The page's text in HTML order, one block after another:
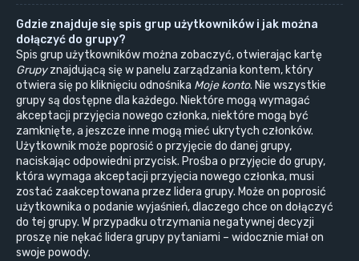
Gdzie znajduje się spis grup użytkowników i jak można
dołączyć do grupy?
Spis grup użytkowników można zobaczyć, otwierając kartę
Grupyznajdującą się w panelu zarządzania kontem, który
otwiera się po kliknięciu odnośnika Moje konto. Nie wszystkie
grupy są dostępne dla każdego. Niektóre mogą wymagać
akceptacji przyjęcia nowego członka, niektóre mogą być
zamknięte, a jeszcze inne mogą mieć ukrytych członków.
Użytkownik może poprosić o przyjęcie do danej grupy,
naciskając odpowiedni przycisk. Prośba o przyjęcie do grupy,
która wymaga akceptacji przyjęcia nowego członka, musi
zostać zaakceptowana przez lidera grupy. Może on poprosić
użytkownika o podanie wyjaśnień, dlaczego chce on dołączyć
do tej grupy. W przypadku otrzymania negatywnej decyzji
proszę nie nękać lidera grupy pytaniami – widocznie miał on
swoje powody.